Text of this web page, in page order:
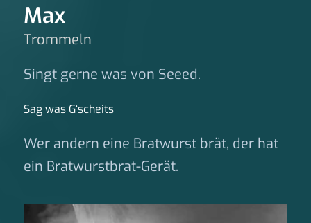
Max
Trommeln
Singt gerne was von Seeed.
Sag was G‘scheits
Wer andern eine Bratwurst brät, der hat
ein Bratwurstbrat-Gerät.